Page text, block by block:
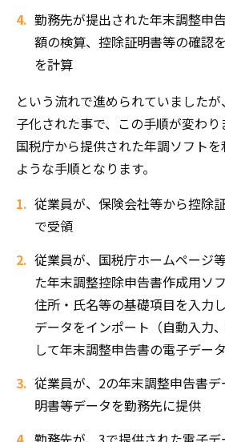
勤務先が提出された年末調整申
額の検算、控除証明書等の確認
を計算
という流れで進められていました
子化された事で、この手順が変わり
国税庁から提供された年調ソフト
ような手順となります。
従業員が、保険会社等から控除
で受領
従業員が、国税庁ホームページ
た年末調整控除申告書作成用ソ
住所・氏名等の基礎項目を入力
データをインポート（自動入力
して年末調整申告書の電子デー
従業員が、2の年末調整申告書
明書等データを勤務先に提供